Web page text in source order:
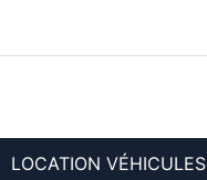
LOCATION VÉHICULES